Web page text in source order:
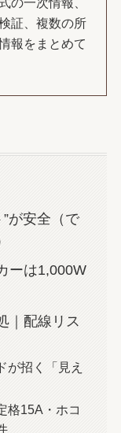
証、複数の所
報をまとめて
が安全（で
ーは1,000W
｜配線リス
が招く「見え
格15A・ホコ